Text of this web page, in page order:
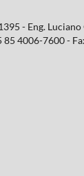
- Eng.
85 4006-7600 -